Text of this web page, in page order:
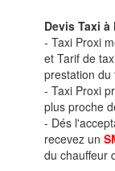
Devis Taxi à
- Taxi Proxi
et Tarif de
prestation du
- Taxi Proxi
plus proche
- Dés
recevez un
du chauffeur